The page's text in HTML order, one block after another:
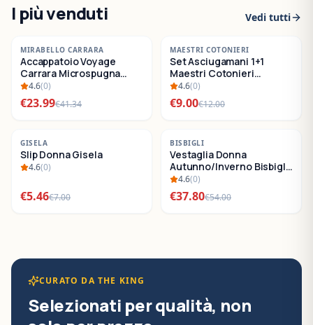
I più venduti Vedi tutti
-42%
SALDI
MIRABELLO CARRARA
Accappatoio Voyage
Carrara Microspugna
Cotone
4.6(0)
€23.99€41.34
-25%
SALDI
MAESTRI COTONIERI
Set Asciugamani 1+1
Maestri Cotonieri
Eternity Spugna di
Cotone
4.6(0)
€9.00€12.00
-22 %
SALDI
GISELA
Slip Donna Gisela
4.6(0)
€5.46€7.00
-30 %
SALDI
BISBIGLI
Vestaglia Donna
Autunno/Inverno Bisbigli
BO288632
4.6(0)
€37.80€54.00
CURATO DA THE KING
Selezionati per qualità, non